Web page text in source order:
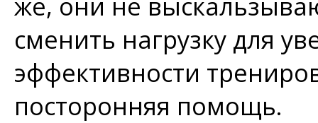
сменить нагрузку для
эффективности
посторонняя помощь.